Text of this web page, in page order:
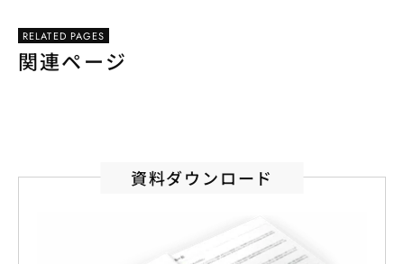
RELATED PAGES
関連ページ
資料ダウンロード